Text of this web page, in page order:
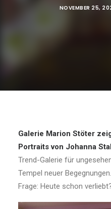
NOVEMBER 25,
Galerie Marion Stöter
Portraits von Johanna
Trend-Galerie für
Tempel neuer
Frage: Heute schon